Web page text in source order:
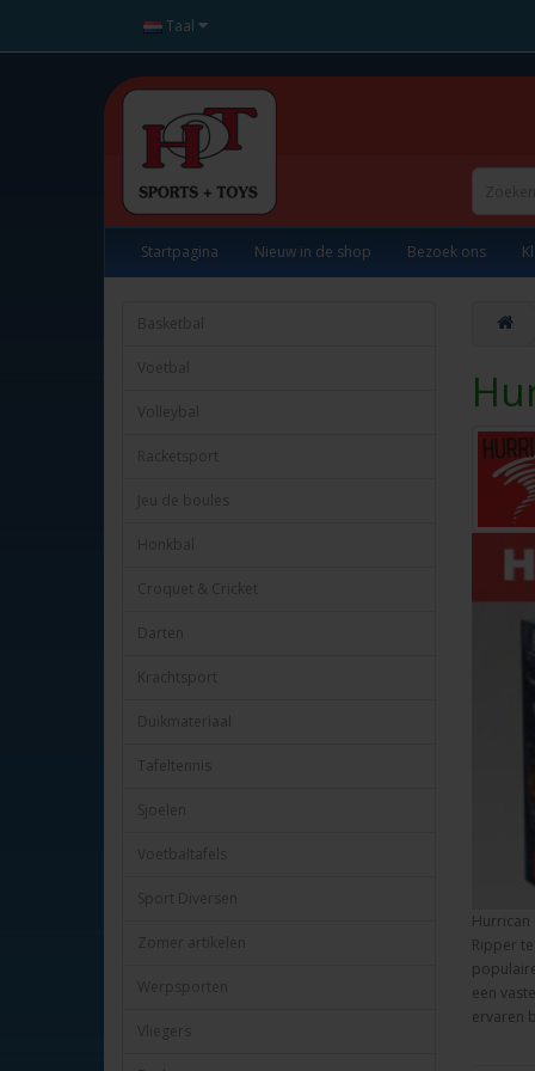
Taal
Startpagina Nieuw in de shop Bezoek ons
Basketbal
Voetbal
Volleybal
Racketsport
Jeu de boules
Honkbal
Croquet & Cricket
Darten
Krachtsport
Duikmateriaal
Tafeltennis
Sjoelen
Voetbaltafels
Sport Diversen
Zomer artikelen
Werpsporten
Vliegers
Hurrican
Ripper
een
ervaren